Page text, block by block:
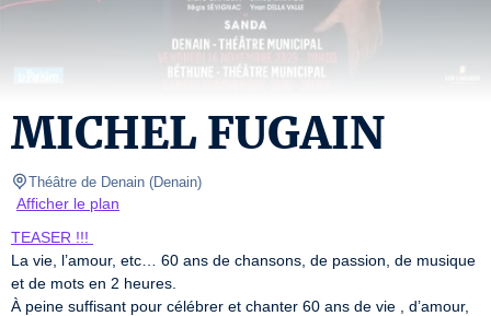
MICHEL FUGAIN
Théâtre de Denain (Denain)
Afficher le plan
TEASER !!!
La vie, l’amour, etc… 60 ans de chansons, de passion, de musique
et de mots en 2 heures.
À peine suffisant pour célébrer et chanter 60 ans de vie , d’amour,